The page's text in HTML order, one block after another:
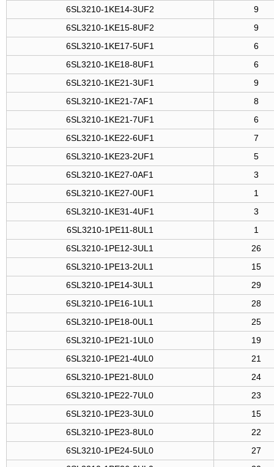
6SL3210-1KE14-3UF2
9
6SL3210-1KE15-8UF2
9
6SL3210-1KE17-5UF1
6
6SL3210-1KE18-8UF1
6
6SL3210-1KE21-3UF1
9
6SL3210-1KE21-7AF1
8
6SL3210-1KE21-7UF1
6
6SL3210-1KE22-6UF1
7
6SL3210-1KE23-2UF1
5
6SL3210-1KE27-0AF1
3
6SL3210-1KE27-0UF1
1
6SL3210-1KE31-4UF1
3
6SL3210-1PE11-8UL1
1
6SL3210-1PE12-3UL1
26
6SL3210-1PE13-2UL1
15
6SL3210-1PE14-3UL1
29
6SL3210-1PE16-1UL1
28
6SL3210-1PE18-0UL1
25
6SL3210-1PE21-1UL0
19
6SL3210-1PE21-4UL0
21
6SL3210-1PE21-8UL0
24
6SL3210-1PE22-7UL0
23
6SL3210-1PE23-3UL0
15
6SL3210-1PE23-8UL0
22
6SL3210-1PE24-5UL0
27